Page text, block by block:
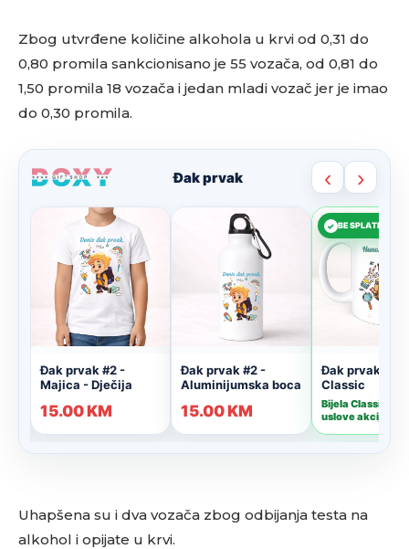
Zbog utvrđene količine alkohola u krvi od 0,31 do
0,80 promila sankcionisano je 55 vozača, od 0,81 do
1,50 promila 18 vozača i jedan mladi vozač jer je imao
do 0,30 promila.
Uhapšena su i dva vozača zbog odbijanja testa na
alkohol i opijate u krvi.